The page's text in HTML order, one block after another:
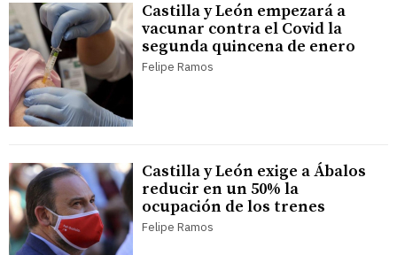
Castilla y León empezará a
vacunar contra el Covid la
segunda quincena de enero
Felipe Ramos
Castilla y León exige a Ábalos
reducir en un 50% la
ocupación de los trenes
Felipe Ramos